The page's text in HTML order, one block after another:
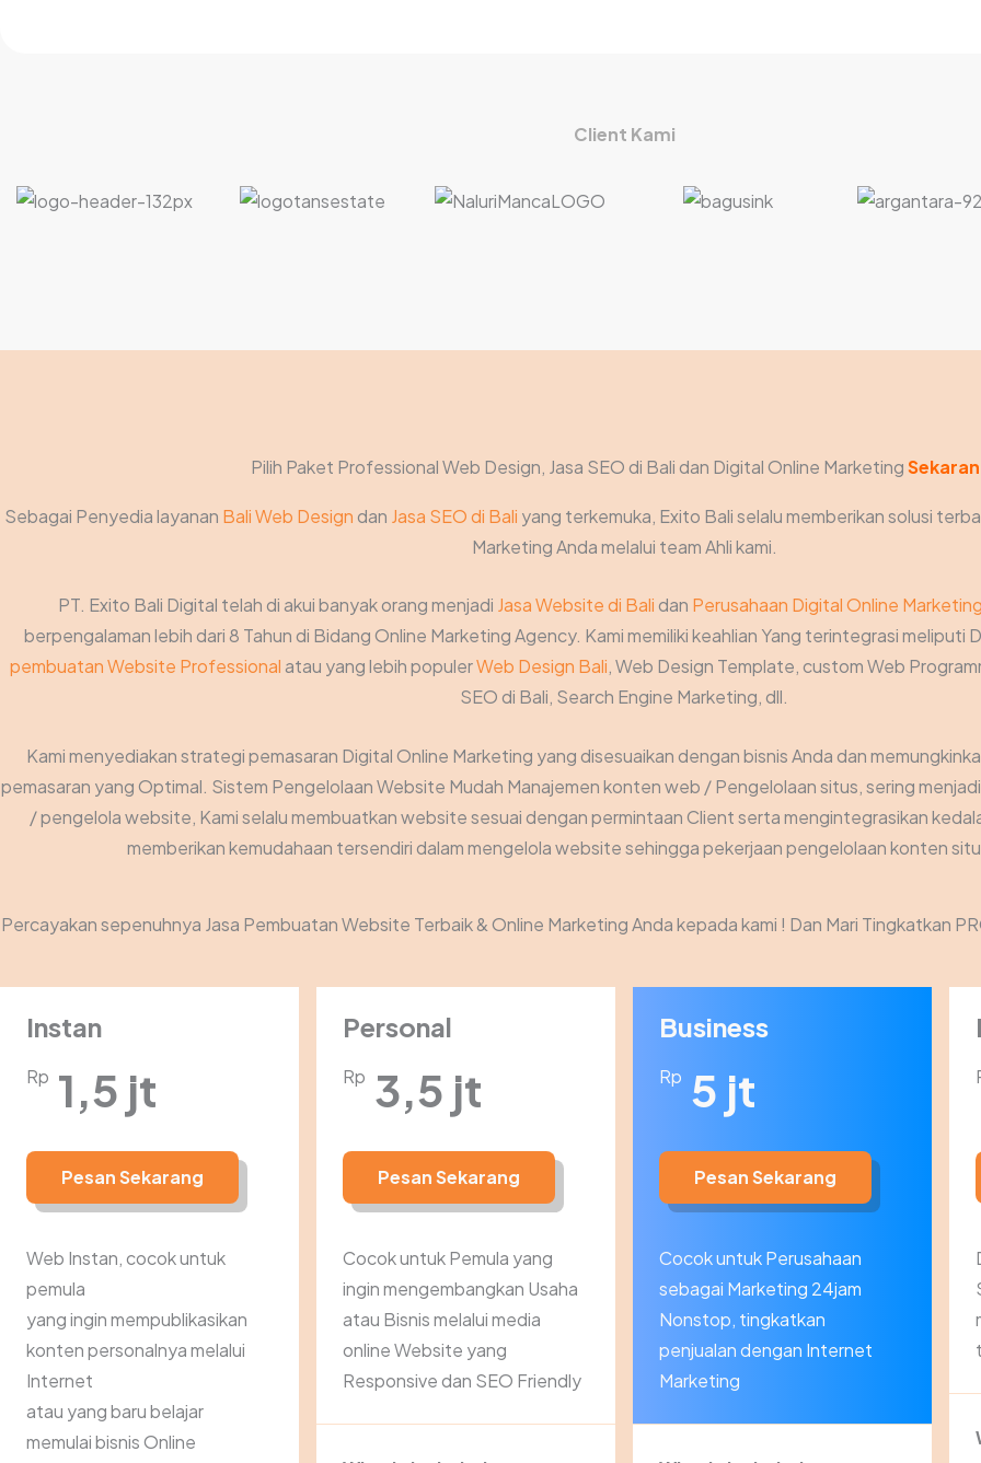
Client Kami
Pilih Paket Professional Web Design, Jasa SEO di Bali dan Digital Online Marketing
Sebagai Penyedia layanan Bali Web Designdan Jasa SEO di Bali yang terkemuka, Exito Bali selalu memberikan solusi
Marketing Anda melalui team Ahli kami.
PT. Exito Bali Digital telah di akui banyak orang menjadi Jasa Website di Balidan Perusahaan Digital Online
berpengalaman lebih dari 8 Tahun di Bidang Online Marketing Agency. Kami memiliki keahlian Yang terintegrasi meliputi
pembuatan Website Professionalatau yang lebih populerWeb Design Bali, Web Design Template, custom Web
SEO di Bali, Search Engine Marketing, dll.
Kami menyediakan strategi pemasaran Digital Online Marketing yang disesuaikan dengan bisnis Anda dan
pemasaran yang Optimal. Sistem Pengelolaan Website Mudah Manajemen konten web / Pengelolaan situs, sering
/ pengelola website, Kami selalu membuatkan website sesuai dengan permintaan Client serta mengintegrasikan
memberikan kemudahaan tersendiri dalam mengelola website sehingga pekerjaan pengelolaan konten
Percayakan sepenuhnya Jasa Pembuatan Website Terbaik & Online Marketing Anda kepada kami ! Dan Mari Tingkatkan
Instan
Rp 1,5 jt
Pesan Sekarang
Web Instan, cocok untuk
pemula
yang ingin mempublikasikan
konten personalnya melalui
Internet
atau yang baru belajar
memulai bisnis Online
Personal
Rp 3,5 jt
Pesan Sekarang
Cocok untuk Pemula yang
ingin mengembangkan Usaha
atau Bisnis melalui media
online Website yang
Responsive dan SEO Friendly
Business
Rp 5 jt
Pesan Sekarang
Cocok untuk Perusahaan
sebagai Marketing 24jam
Nonstop, tingkatkan
penjualan dengan Internet
Marketing